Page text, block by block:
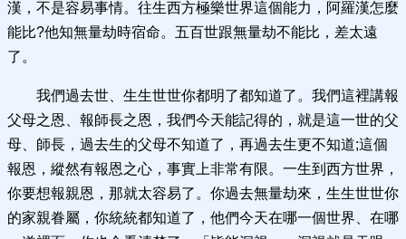
漢，不是容易事情。往生西方極樂世界這個能力，阿羅漢怎麼
能比?他知無量劫時宿命。五百世跟無量劫不能比，差太遠
了。
我們過去世、生生世世你都明了都知道了。我們這裡講報
父母之恩、報師長之恩，我們今天能記得的，就是這一世的父
母、師長，過去生的父母不知道了，再過去生更不知道;這個
報恩，縱然有報恩之心，事實上非常有限。一生到西方世界，
你要想報親恩，那就太容易了。你過去無量劫來，生生世世你
的家親眷屬，你統統都知道了，他們今天在哪一個世界、在哪